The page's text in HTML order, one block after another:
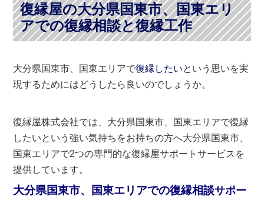
復縁屋の大分県国東市、国東エリ
アでの復縁相談と復縁工作
大分県国東市、国東エリアで復縁したいという思いを実
現するためにはどうしたら良いのでしょうか。
復縁屋株式会社では、大分県国東市、国東エリアで復縁
したいという強い気持ちをお持ちの方へ大分県国東市、
国東エリアで2つの専門的な復縁屋サポートサービスを
提供しています。
大分県国東市、国東エリアでの復縁相談サポー